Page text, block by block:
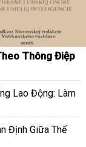
Thông Điệp
Lao Động: Làm
Định Giữa Thế